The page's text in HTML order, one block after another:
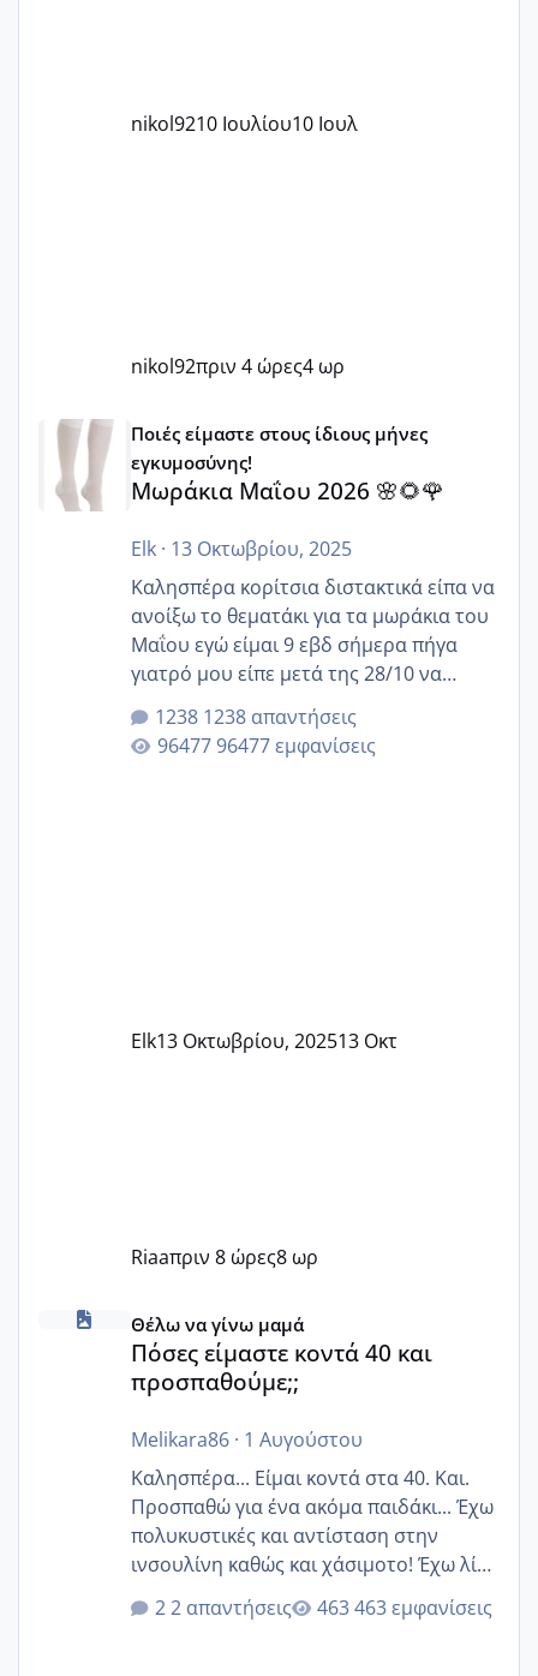
nikol9210 Ιουλίου10 Ιουλ
nikol92πριν 4 ώρες4 ωρ
Μωράκια Μαΐου 2026 🌸🌻🌹
Ποιές είμαστε στους ίδιους μήνες
εγκυμοσύνης!
Μωράκια Μαΐου 2026 🌸🌻🌹
Elk· 13 Οκτωβρίου, 2025
Καλησπέρα κορίτσια διστακτικά είπα να
ανοίξω το θεματάκι για τα μωράκια του
Μαΐου εγώ είμαι 9 εβδ σήμερα πήγα
γιατρό μου είπε μετά της 28/10 να
κλείσω ραντεβού για την αυχενική είναι
καμιά άλλη κοπέλα να γεννάει Μάιο ;;
1238 απαντήσεις
96477 εμφανίσεις
Elk13 Οκτωβρίου, 202513 Οκτ
Riaaπριν 8 ώρες8 ωρ
Πόσες είμαστε κοντά 40 και προσπαθούμε;;
Θέλω να γίνω μαμά
Πόσες είμαστε κοντά 40 και
προσπαθούμε;;
Melikara86· 1 Αυγούστου
Καλησπέρα... Είμαι κοντά στα 40. Και.
Προσπαθώ για ένα ακόμα παιδάκι... Έχω
πολυκυστικές και αντίσταση στην
ινσουλίνη καθώς και χάσιμοτο! Έχω λίγα
κιλά παραπάνω και όσο κ αν προσπαθώ
δεν χάνω εύκολα! Προσπαθώ για ακόμη
2 απαντήσεις 463 εμφανίσεις